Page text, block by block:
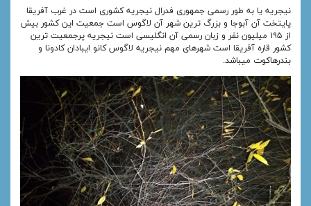
نیجریه یا به‌ طور رسمی جمهوری فدرال نیجریه کشوری است در غرب آفریقا
پایتخت آن آبوجا و بزرگ‌ ترین شهر آن لاگوس است جمعیت این کشور بیش
از ۱۹۵ میلیون نفر و زبان رسمی آن انگلیسی است نیجریه پرجمعیت‌ ترین
کشور قاره آفریقا است شهرهای مهم نیجریه لاگوس کانو ایبادان کادونا و
بندرهاکوت میباشد.